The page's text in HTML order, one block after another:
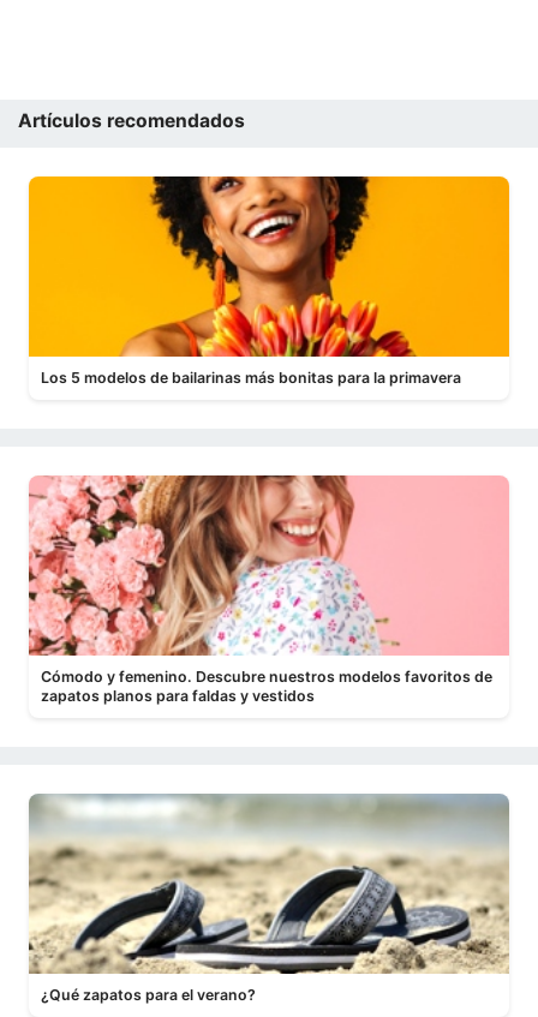
Artículos recomendados
Los 5 modelos de bailarinas más bonitas para la primavera
Cómodo y femenino. Descubre nuestros modelos favoritos de
zapatos planos para faldas y vestidos
¿Qué zapatos para el verano?